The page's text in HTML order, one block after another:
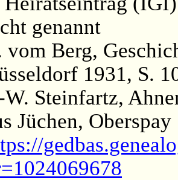
genannt
vom Berg,
1931, S.
W. Steinfartz,
Jüchen,